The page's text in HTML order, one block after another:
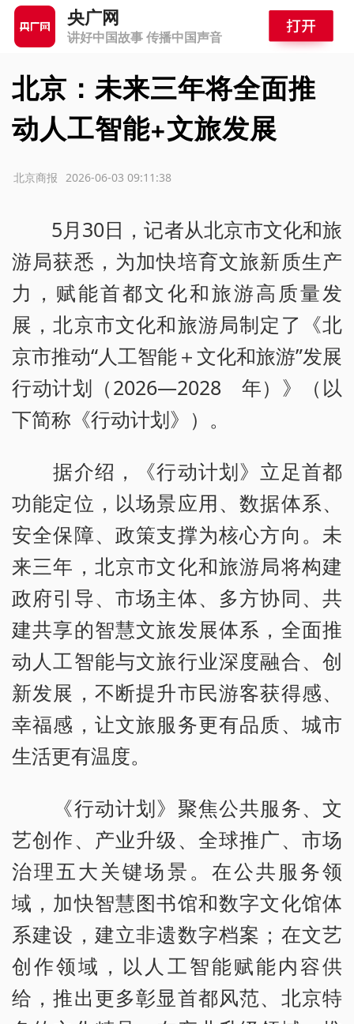
央广网
讲好中国故事 传播中国声音
北京：未来三年将全面推
动人工智能+文旅发展
2026-06-03 09:11:38
北京商报
5月30日，记者从北京市文化和旅
游局获悉，为加快培育文旅新质生产
力，赋能首都文化和旅游高质量发
展，北京市文化和旅游局制定了《北
京市推动“人工智能＋文化和旅游”发展
行动计划（2026—2028 年）》（以
下简称《行动计划》）。
据介绍，《行动计划》立足首都
功能定位，以场景应用、数据体系、
安全保障、政策支撑为核心方向。未
来三年，北京市文化和旅游局将构建
政府引导、市场主体、多方协同、共
建共享的智慧文旅发展体系，全面推
动人工智能与文旅行业深度融合、创
新发展，不断提升市民游客获得感、
幸福感，让文旅服务更有品质、城市
生活更有温度。
《行动计划》聚焦公共服务、文
艺创作、产业升级、全球推广、市场
治理五大关键场景。在公共服务领
域，加快智慧图书馆和数字文化馆体
系建设，建立非遗数字档案；在文艺
创作领域，以人工智能赋能内容供
给，推出更多彰显首都风范、北京特